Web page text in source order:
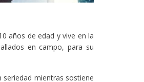
años de edad y vive en la
en campo, para su
mientras sostiene